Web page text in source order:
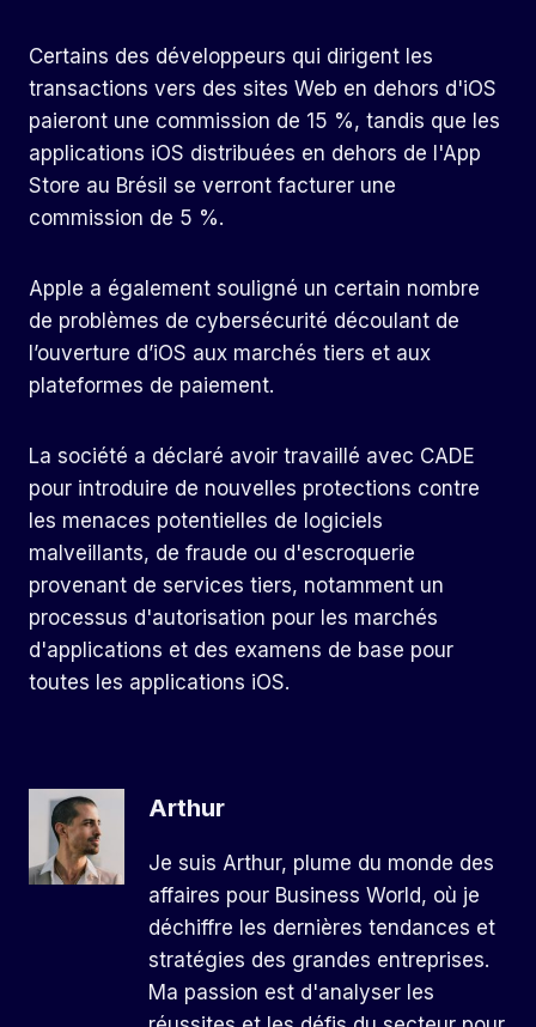
Certains des développeurs qui dirigent les
transactions vers des sites Web en dehors d'iOS
paieront une commission de 15 %, tandis que les
applications iOS distribuées en dehors de l'App
Store au Brésil se verront facturer une
commission de 5 %.
Apple a également souligné un certain nombre
de problèmes de cybersécurité découlant de
l’ouverture d’iOS aux marchés tiers et aux
plateformes de paiement.
La société a déclaré avoir travaillé avec CADE
pour introduire de nouvelles protections contre
les menaces potentielles de logiciels
malveillants, de fraude ou d'escroquerie
provenant de services tiers, notamment un
processus d'autorisation pour les marchés
d'applications et des examens de base pour
toutes les applications iOS.
Arthur
Je suis Arthur, plume du monde des
affaires pour Business World, où je
déchiffre les dernières tendances et
stratégies des grandes entreprises.
Ma passion est d'analyser les